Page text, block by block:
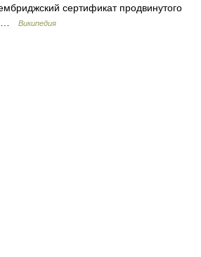
сертификат продвинутого
…
Википедия